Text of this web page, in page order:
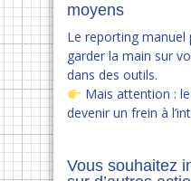
moyens
Le reporting
garder la main sur
dans des outils.
Mais attention :
devenir un frein à
Vous souhaitez